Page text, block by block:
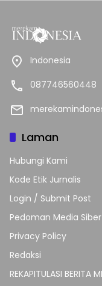
Indonesia
087746560448
Laman
Hubungi Kami
Kode Etik Jurnalis
Login / Submit Post
Pedoman Media Siber
Privacy Policy
Redaksi
REKAPITULASI BERITA